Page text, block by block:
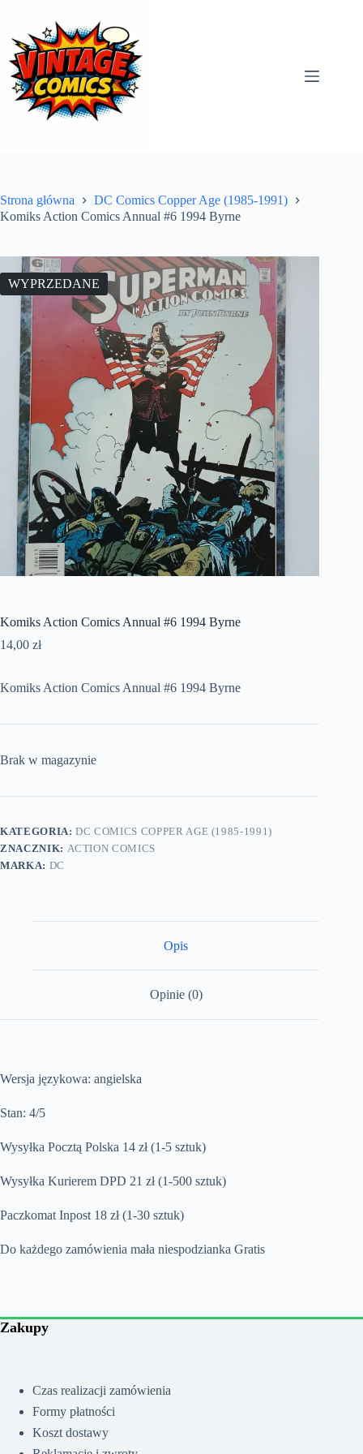
treści
Strona główna
DC Comics Copper Age (1985-1991)
Komiks Action Comics Annual #6 1994 Byrne
WYPRZEDANE
Komiks Action Comics Annual #6 1994 Byrne
14,00 zł
Komiks Action Comics Annual #6 1994 Byrne
Brak w magazynie
KATEGORIA:DC COMICS COPPER AGE (1985-1991)
ZNACZNIK: ACTION COMICS
MARKA: DC
Opis
Opinie (0)
Wersja językowa: angielska
Stan: 4/5
Wysyłka Pocztą Polska 14 zł (1-5 sztuk)
Wysyłka Kurierem DPD 21 zł (1-500 sztuk)
Paczkomat Inpost 18 zł (1-30 sztuk)
Do każdego zamówienia mała niespodzianka Gratis
Zakupy
Czas realizacji zamówienia
Formy płatności
Koszt dostawy